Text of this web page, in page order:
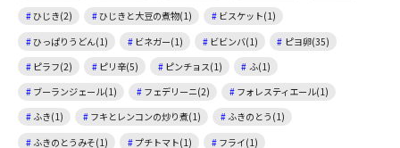
ひじき(2)
ひじきと大豆の煮物(1)
ビスケット(1)
ひっぱりうどん(1)
ビネガー(1) ビビンバ(1)
ピヨ卵(35)
ピラフ(2)
ピリ辛(5) ピンチョス(1)
ふ(1)
ブーランジェール(1)
フェデリーニ(2)
フォレスティエール(1)
ふき(1)
フキとレンコンの炒り煮(1)
ふきのとう(1)
ふきのとうみそ(1)
プチトマト(1)
フライ(1)